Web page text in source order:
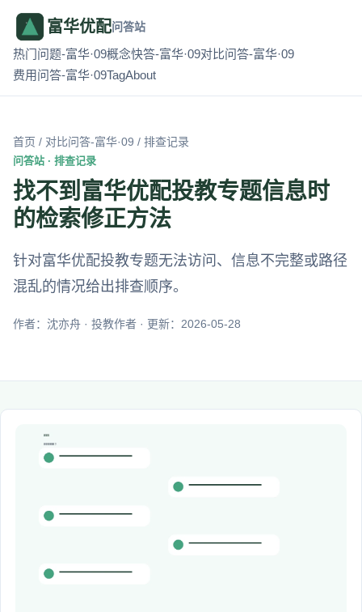
富华优配问答站
热门问题-富华·09概念快答-富华·09对比问答-富华·09
费用问答-富华·09TagAbout
首页 / 对比问答-富华·09 / 排查记录
问答站 · 排查记录
找不到富华优配投教专题信息时
的检索修正方法
针对富华优配投教专题无法访问、信息不完整或路径
混乱的情况给出排查顺序。
作者：沈亦舟 · 投教作者 · 更新：2026-05-28